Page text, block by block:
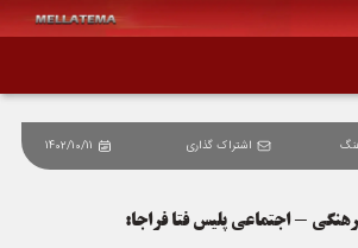
صفحه اصلی
همه عناوین
اشتراک گذاری 1402/10/11
- اجتماعی پلیس فتا فراجا: